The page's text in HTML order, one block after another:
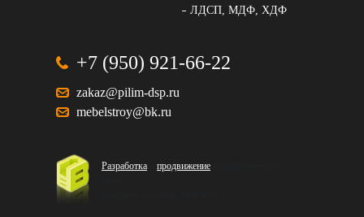
ЛДСП, МДФ, ХДФ
+7 (950) 921-66-22
zakaz@pilim-dsp.ru
mebelstroy@bk.ru
Разработка продвижение